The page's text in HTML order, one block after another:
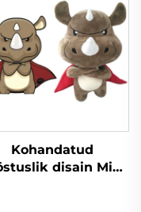
mänguasjad
naine Täidetud
Mängud
Kohandatud
disain Mini